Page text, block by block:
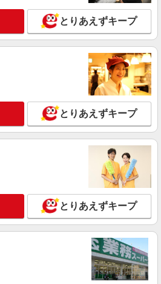
バイト・パート］時給1,225円〜 ※交費
、試用期間3ヶ月あり（同条件） ※17
給プラス100円 ※土日祝時給プラス100円
県川崎市中原区新丸子東3-1302 ららテ
小杉
詳細を見る
パースタッフ（惣菜）
1288円（惣菜） ※曜日・時間帯によっ
限定しての募集のため、勤務時間・曜日
川県川崎市中原区下小田中2-35
詳細を見る
とりあえずキープ
とりあえずキープ
とりあえずキープ